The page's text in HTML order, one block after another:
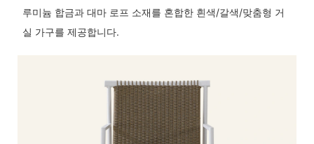
루미늄 합금과 대마 로프 소재를 혼합한 흰색/갈색/맞춤형 거
실 가구를 제공합니다.